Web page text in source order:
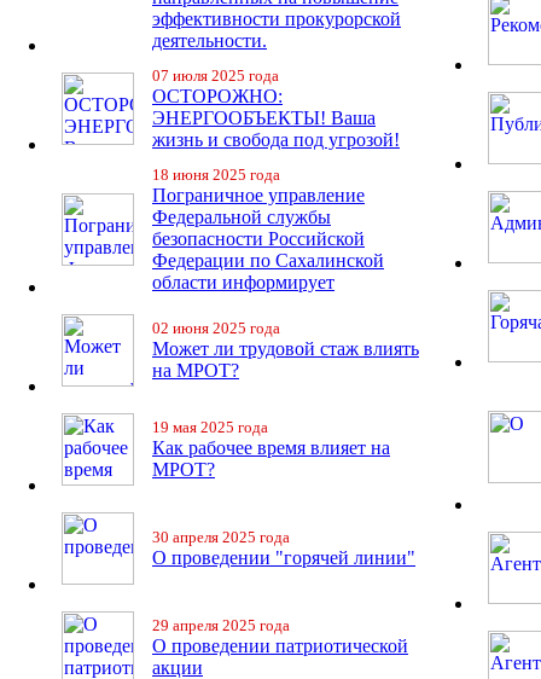
эффективности прокурорской
деятельности.
07 июля 2025 года
ОСТОРОЖНО:
ЭНЕРГООБЪЕКТЫ! Ваша
жизнь и свобода под угрозой!
18 июня 2025 года
Пограничное управление
Федеральной службы
безопасности Российской
Федерации по Сахалинской
области информирует
02 июня 2025 года
Может ли трудовой стаж влиять
на МРОТ?
19 мая 2025 года
Как рабочее время влияет на
МРОТ?
30 апреля 2025 года
О проведении "горячей линии"
29 апреля 2025 года
О проведении патриотической
акции